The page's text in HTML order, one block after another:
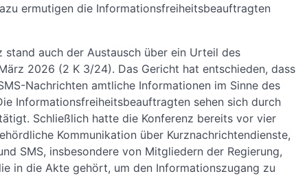
ermutigen die Informationsfreiheitsbeauftragten
stand auch der Austausch über ein Urteil des
2026 (2 K 3/24). Das Gericht hat entschieden, dass
Nachrichten amtliche Informationen im Sinne des
Informationsfreiheitsbeauftragten sehen sich durch
Schließlich hatte die Konferenz bereits vor vier
Kommunikation über Kurznachrichtendienste,
SMS, insbesondere von Mitgliedern der Regierung,
in die Akte gehört, um den Informationszugang zu